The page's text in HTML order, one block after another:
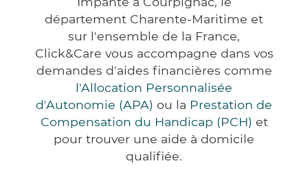
département Charente-Maritime et
sur l'ensemble de la France,
Click&Care vous accompagne dans vos
demandes d'aides financières comme
l'Allocation Personnalisée
d'Autonomie (APA) ou la Prestation de
Compensation du Handicap (PCH) et
pour trouver une aide à domicile
qualifiée.